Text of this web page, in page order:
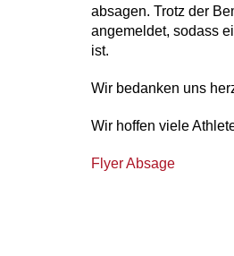
absagen. Trotz der
angemeldet, sodass
ist.
Wir bedanken uns
Wir hoffen viele
Flyer Absage